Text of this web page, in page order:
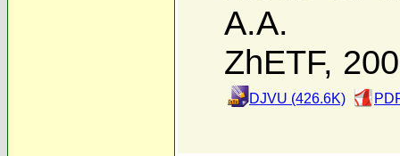
А.А.
ZhETF,
DJVU (426.6K)